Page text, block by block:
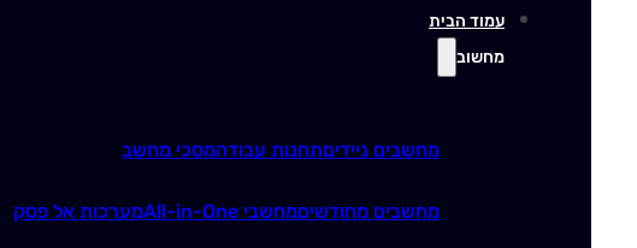
עמוד הבית
מחשוב
מחשבים ניידיםתחנות עבודהמסכי מחשב
מחשבים מחודשיםמחשבי All-in-One מערכות אל פסק